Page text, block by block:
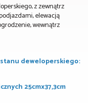
z zewnątrz
elewacją
wewnątrz
deweloperskiego:
25cmx37,3cm